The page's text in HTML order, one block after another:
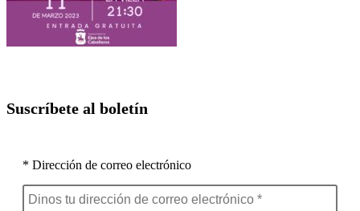
Suscríbete al boletín
* Dirección de correo electrónico